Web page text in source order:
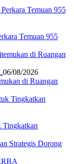
Temuan 955
06/08/2026
di Ruangan
Tingkatkan